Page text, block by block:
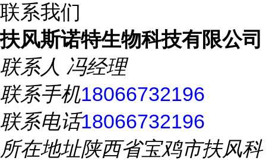
联系我们
扶风斯诺特生物科技有限公司
联系人 冯经理
联系手机18066732196
联系电话18066732196
所在地址陕西省宝鸡市扶风科